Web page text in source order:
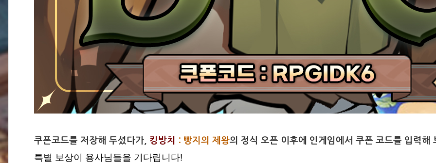
쿠폰코드를 저장해 두셨다가, 킹방치 : 빵지의 제왕의 정식 오픈 이후에 인게임에서 쿠폰 코드를 입력해
특별 보상이 용사님들을 기다립니다!